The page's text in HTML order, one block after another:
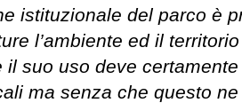
istituzionale del parco è
l’ambiente ed il
il suo uso deve
ma senza che questo